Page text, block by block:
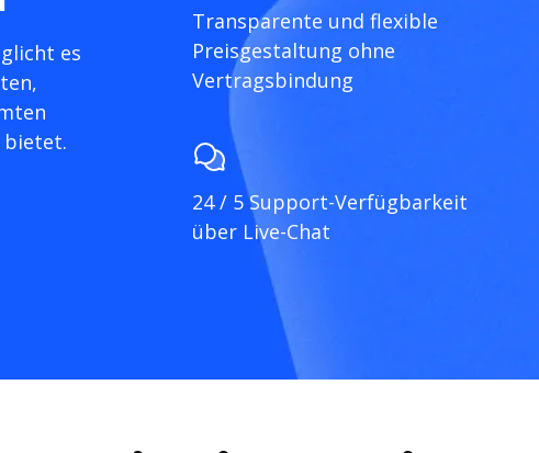
es
bietet.
Transparente und flexible
Preisgestaltung ohne
Vertragsbindung
24 / 5 Support-Verfügbarkeit
über Live-Chat